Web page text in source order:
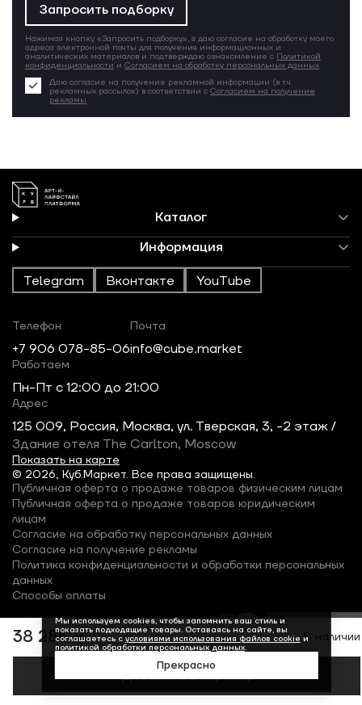
38 285 ₽ В наличии
Добавить в корзину
Запросить подборку
Нажимая кнопку «Запросить подборку», я даю согласие на обработку моего
адреса электронной почты для получения информационных и
аналитических материалов и подтверждаю ознакомление с Политикой
конфиденциальности и Согласием на обработку персональных данных.
Даю согласие на получение рекламной информации (в т.ч.
рекламных рассылок) в соответствии с Согласием на получение
рекламы
Каталог
Информация
Telegram Вконтакте YouTube
© 2026, Куб.Маркет. Все права защищены.
Телефон
+7 906 078-85-06
Почта
info@cube.market
Работаем
Пн-Пт c 12:00 до 21:00
Адрес
125 009, Россия, Москва, ул. Тверская, 3, -2 этаж /
Здание отеля The Carlton, Moscow
Показать на карте
Публичная оферта о продаже товаров физическим лицам
Публичная оферта о продаже товаров юридическим
лицам
Согласие на обработку персональных данных
Согласие на получение рекламы
Политика конфиденциальности и обработки персональных
данных
Способы оплаты
Мы используем cookies, чтобы запомнить ваш стиль и
показать подходящие товары. Оставаясь на сайте, вы
соглашаетесь с условиями использования файлов cookie и
политикой обработки персональных данных.
Прекрасно